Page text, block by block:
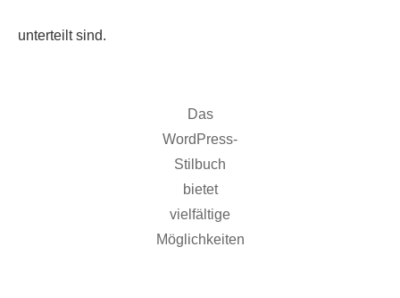
unterteilt sind.
Das
WordPress-
Stilbuch
bietet
vielfältige
Möglichkeiten